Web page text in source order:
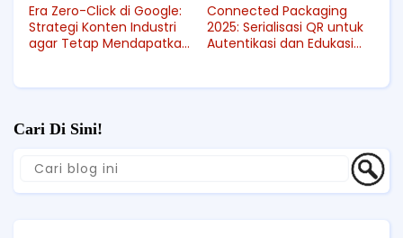
Era Zero-Click di Google:
Strategi Konten Industri
agar Tetap Mendapatkan
Connected Packaging
2025: Serialisasi QR untuk
Autentikasi dan Edukasi
Cari Di Sini!